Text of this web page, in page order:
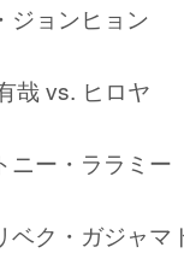
ジョンヒョン
哉 vs. ヒロヤ
ニー・ララミー
ベク・ガジャマ